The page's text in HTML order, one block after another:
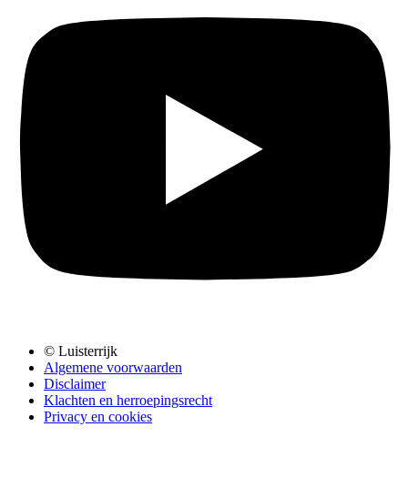
© Luisterrijk
Algemene voorwaarden
Disclaimer
Klachten en herroepingsrecht
Privacy en cookies